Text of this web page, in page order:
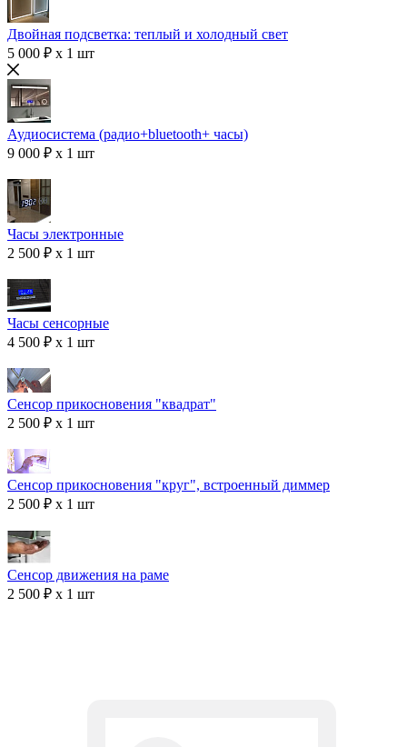
Двойная подсветка: теплый и холодный свет
5 000 ₽ x 1 шт
Аудиосистема (радио+bluetooth+ часы)
9 000 ₽ x 1 шт
Часы электронные
2 500 ₽ x 1 шт
Часы сенсорные
4 500 ₽ x 1 шт
Сенсор прикосновения "квадрат"
2 500 ₽ x 1 шт
Сенсор прикосновения "круг", встроенный диммер
2 500 ₽ x 1 шт
Сенсор движения на раме
2 500 ₽ x 1 шт